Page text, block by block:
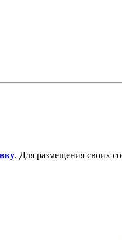
. Для размещения своих